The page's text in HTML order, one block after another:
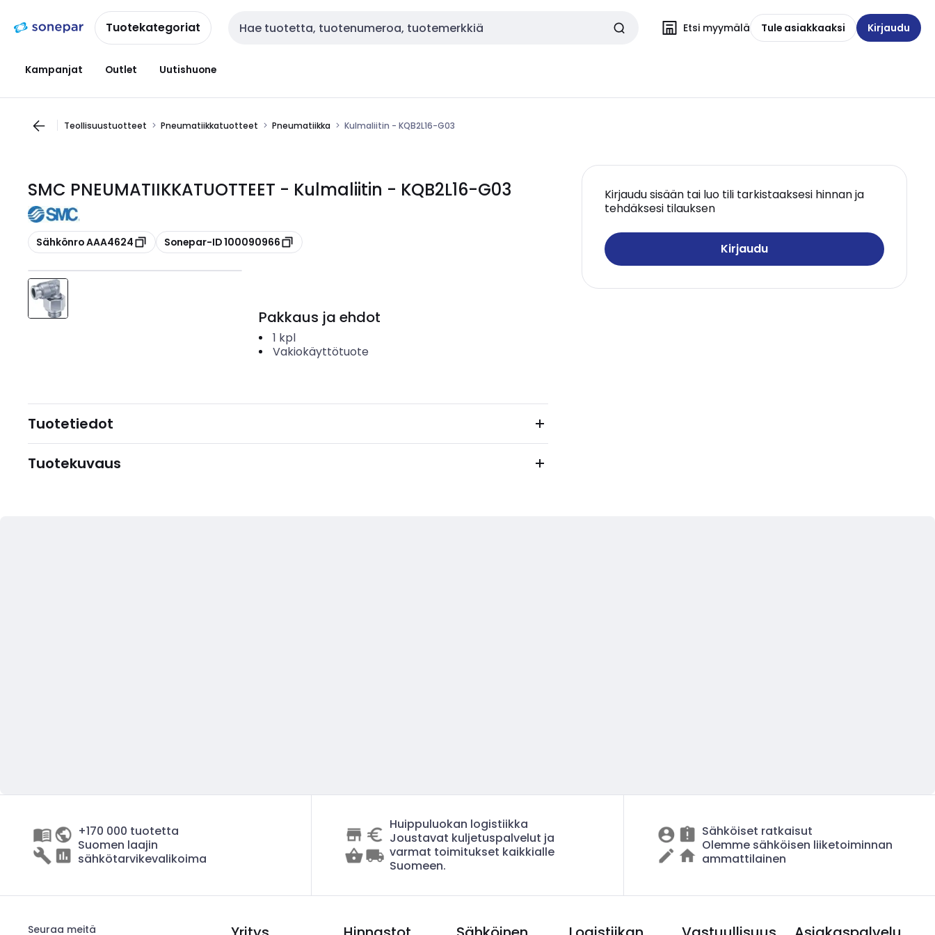
navigointiinsisältöönTuotekategoriat Haku Etsi myymälä Tule asiakkaaksi Kirjaudu
Kampanjat Outlet Uutishuone
Teollisuustuotteet Pneumatiikkatuotteet Pneumatiikka Kulmaliitin - KQB2L16-G03
SMC PNEUMATIIKKATUOTTEET - Kulmaliitin - KQB2L16-G03
Kopioi
Sähkönro AAA4624 Kopioi
Sonepar-ID 100090966
Kirjaudu sisään tai luo tili tarkistaaksesi hinnan ja
tehdäksesi tilauksen
Kirjaudu
Pakkaus ja ehdot
1 kpl
Vakiokäyttötuote
Tuotetiedot
Tuotekuvaus
+170 000 tuotetta
Suomen laajin
sähkötarvikevalikoima
Huippuluokan logistiikka
Joustavat kuljetuspalvelut ja
varmat toimitukset kaikkialle
Suomeen.
Sähköiset ratkaisut
Olemme sähköisen liiketoiminnan
ammattilainen
Seuraa meitä